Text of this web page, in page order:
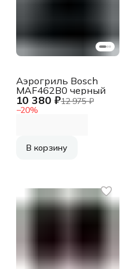
10 380 ₽12 975 ₽
−20%
Аэрогриль Bosch
MAF462B0 черный
В корзину